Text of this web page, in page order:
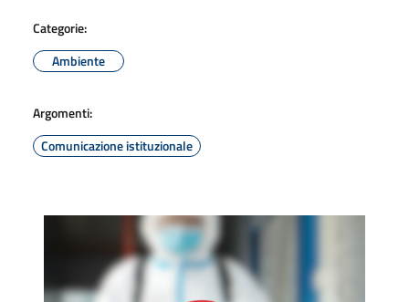
Categorie:
Ambiente
Argomenti:
Comunicazione istituzionale